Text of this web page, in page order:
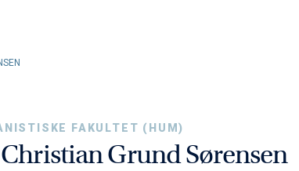
FAKULTET (HUM)
Grund Sørensen